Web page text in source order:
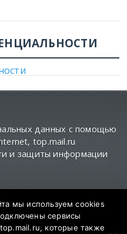
данных с помощью
top.mail.ru
и защиты информации
мы используем cookies
сервисы
которые также